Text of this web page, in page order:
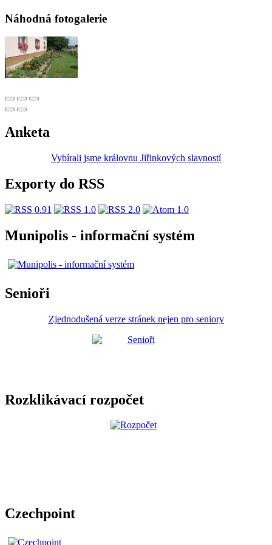
Náhodná fotogalerie
Anketa
Vybírali jsme královnu Jiřinkových slavností
Exporty do RSS
Munipolis - informační systém
Senioři
Zjednodušená verze stránek nejen pro seniory
Rozklikávací rozpočet
Czechpoint